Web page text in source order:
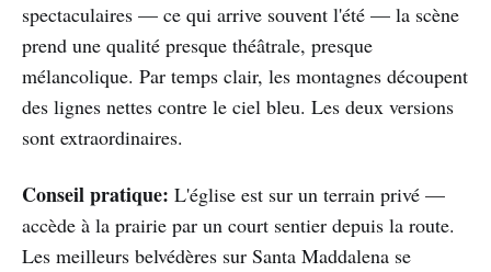
spectaculaires — ce qui arrive souvent l'été — la scène
prend une qualité presque théâtrale, presque
mélancolique. Par temps clair, les montagnes découpent
des lignes nettes contre le ciel bleu. Les deux versions
sont extraordinaires.
Conseil pratique: L'église est sur un terrain privé —
accède à la prairie par un court sentier depuis la route.
Les meilleurs belvédères sur Santa Maddalena se